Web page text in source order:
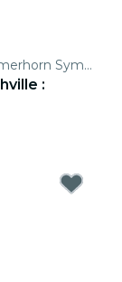
Nashville Symphony Schermerhorn Symphony Center
: